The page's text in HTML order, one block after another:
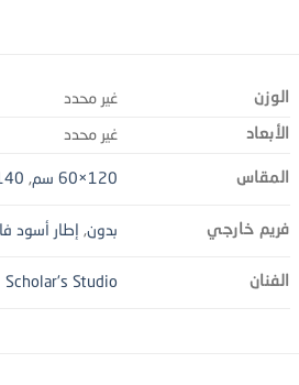
الوزن غير محدد
الأبعاد غير محدد
المقاس 120×60 سم ,
140×70
فريم خارجي بدون, إطار أسود
الفنان Scholar's Studio